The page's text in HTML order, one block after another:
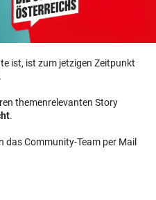
ist, ist zum jetzigen Zeitpunkt
themenrelevanten Story
.
das Community-Team per Mail